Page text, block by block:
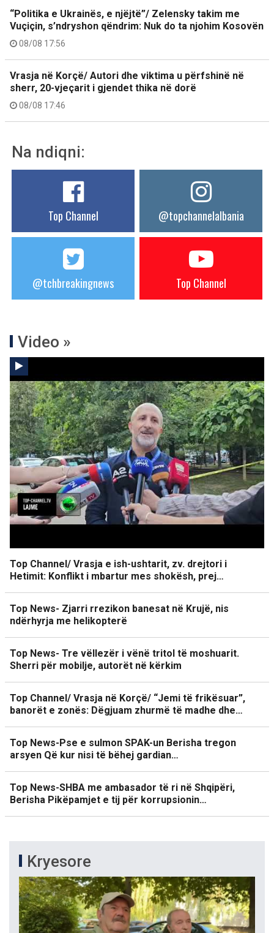
“Politika e Ukrainës, e njëjtë”/ Zelensky takim me
Vuçiçin, s’ndryshon qëndrim: Nuk do ta njohim Kosovën
08/08 17:56
Vrasja në Korçë/ Autori dhe viktima u përfshinë në
sherr, 20-vjeçarit i gjendet thika në dorë
08/08 17:46
Na ndiqni:
Top Channel @topchannelalbania
@tchbreakingnews Top Channel
Video »
Top Channel/ Vrasja e ish-ushtarit, zv. drejtori i
Hetimit: Konflikt i mbartur mes shokësh, prej…
Top News- Zjarri rrezikon banesat në Krujë, nis
ndërhyrja me helikopterë
Top News- Tre vëllezër i vënë tritol të moshuarit.
Sherri për mobilje, autorët në kërkim
Top Channel/ Vrasja në Korçë/ “Jemi të frikësuar”,
banorët e zonës: Dëgjuam zhurmë të madhe dhe…
Top News-Pse e sulmon SPAK-un Berisha tregon
arsyen Që kur nisi të bëhej gardian…
Top News-SHBA me ambasador të ri në Shqipëri,
Berisha Pikëpamjet e tij për korrupsionin…
Kryesore